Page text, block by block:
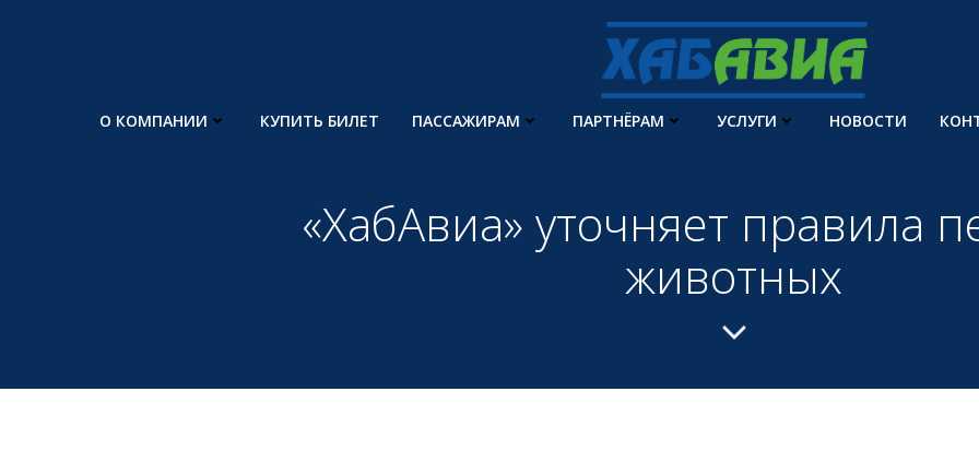
О КОМПАНИИ КУПИТЬ БИЛЕТ ПАССАЖИРАМ ПАРТНЁРАМ УСЛУГИ НОВОСТИ
«ХабАвиа» уточняет правила
животных